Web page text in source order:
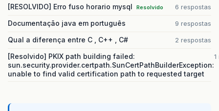
[RESOLVIDO] Erro fuso horario mysql Resolvido 6 respostas
Documentação java em português 9 respostas
Qual a diferença entre C , C++ , C# 2 respostas
[Resolvido] PKIX path building failed:
sun.security.provider.certpath.SunCertPathBuilderException:
unable to find valid certification path to requested target